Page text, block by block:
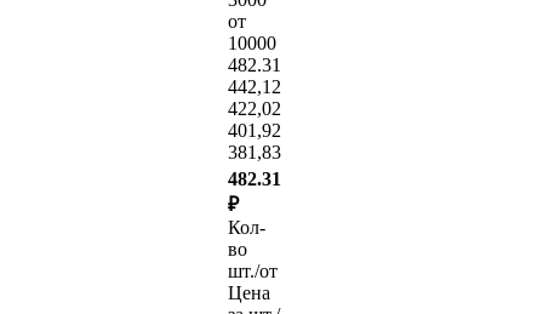
от
10000
482.31
442,12
422,02
401,92
381,83
482.31
₽
Кол-
во
шт./от
Цена